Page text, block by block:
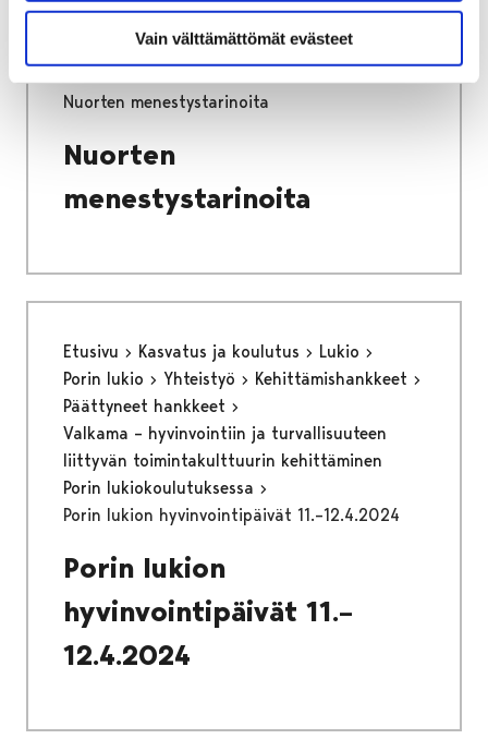
Vain välttämättömät evästeet
Kasvatus ja koulutus
Lukio
Nuorten menestystarinoita
Nuorten
menestystarinoita
Etusivu Kasvatus ja koulutus
Lukio
Porin lukio
Yhteistyö
Kehittämishankkeet
Päättyneet hankkeet
Valkama – hyvinvointiin ja turvallisuuteen
liittyvän toimintakulttuurin kehittäminen
Porin lukiokoulutuksessa
Porin lukion hyvinvointipäivät 11.–12.4.2024
Porin lukion
hyvinvointipäivät 11.–
12.4.2024